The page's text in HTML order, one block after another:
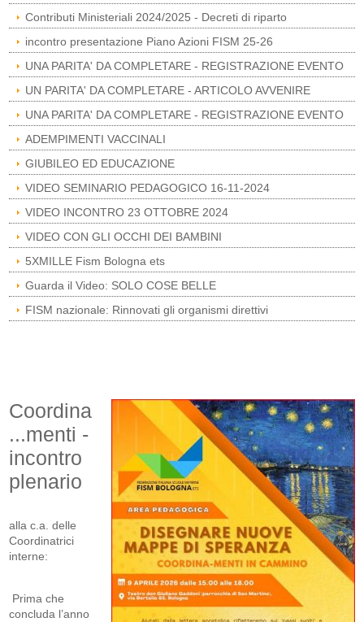
Contributi Ministeriali 2024/2025 - Decreti di riparto
incontro presentazione Piano Azioni FISM 25-26
UNA PARITA' DA COMPLETARE - REGISTRAZIONE EVENTO
UN PARITA' DA COMPLETARE - ARTICOLO AVVENIRE
UNA PARITA' DA COMPLETARE - REGISTRAZIONE EVENTO
ADEMPIMENTI VACCINALI
GIUBILEO ED EDUCAZIONE
VIDEO SEMINARIO PEDAGOGICO 16-11-2024
VIDEO INCONTRO 23 OTTOBRE 2024
VIDEO CON GLI OCCHI DEI BAMBINI
5XMILLE Fism Bologna ets
Guarda il Video: SOLO COSE BELLE
FISM nazionale: Rinnovati gli organismi direttivi
Coordina
...menti -
incontro
plenario
alla c.a. delle
Coordinatrici
interne:
Prima che
concluda l’anno